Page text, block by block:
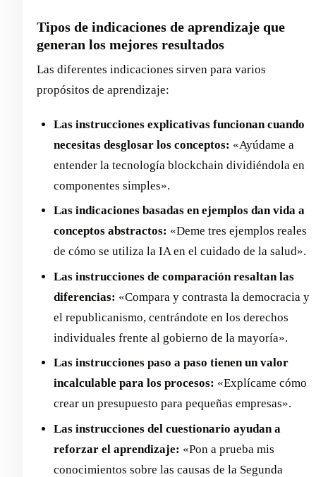
Tipos de indicaciones de aprendizaje que
generan los mejores resultados
Las diferentes indicaciones sirven para varios
propósitos de aprendizaje:
Las instrucciones explicativas funcionan cuando
necesitas desglosar los conceptos: «Ayúdame a
entender la tecnología blockchain dividiéndola en
componentes simples».
Las indicaciones basadas en ejemplos dan vida a
conceptos abstractos: «Deme tres ejemplos reales
de cómo se utiliza la IA en el cuidado de la salud».
Las instrucciones de comparación resaltan las
diferencias: «Compara y contrasta la democracia y
el republicanismo, centrándote en los derechos
individuales frente al gobierno de la mayoría».
Las instrucciones paso a paso tienen un valor
incalculable para los procesos: «Explícame cómo
crear un presupuesto para pequeñas empresas».
Las instrucciones del cuestionario ayudan a
reforzar el aprendizaje: «Pon a prueba mis
conocimientos sobre las causas de la Segunda